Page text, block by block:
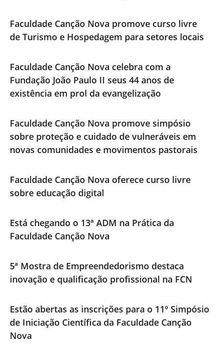
Faculdade Canção Nova promove curso livre
de Turismo e Hospedagem para setores locais
Faculdade Canção Nova celebra com a
Fundação João Paulo II seus 44 anos de
existência em prol da evangelização
Faculdade Canção Nova promove simpósio
sobre proteção e cuidado de vulneráveis em
novas comunidades e movimentos pastorais
Faculdade Canção Nova oferece curso livre
sobre educação digital
Está chegando o 13ª ADM na Prática da
Faculdade Canção Nova
5ª Mostra de Empreendedorismo destaca
inovação e qualificação profissional na FCN
Estão abertas as inscrições para o 11º Simpósio
de Iniciação Científica da Faculdade Canção
Nova